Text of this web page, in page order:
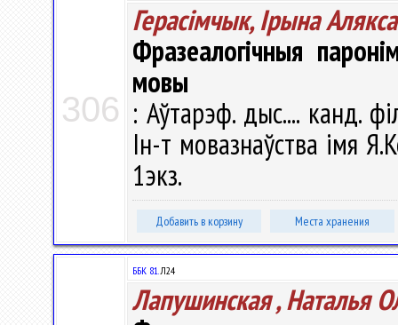
306
Герасімчык, Ірына
Фразеалогічныя
мовы
: Аўтарэф. дыс.... канд.
Ін-т мовазнаўства імя
1экз.
Добавить в корзину Места хранения
ББК 81.Л24
Лапушинская , Наталья